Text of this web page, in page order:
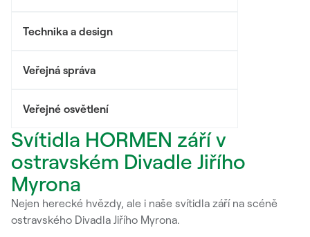
Svítidla HORMEN září v
ostravském Divadle Jiřího
Myrona
Nejen herecké hvězdy, ale i naše svítidla září na scéně
ostravského Divadla Jiřího Myrona.
Technika a design
Veřejná správa
Veřejné osvětlení